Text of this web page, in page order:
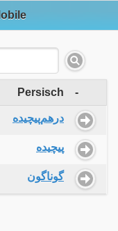
Persisch -
درهم‌پیچیده
پیچیده
گوناگون